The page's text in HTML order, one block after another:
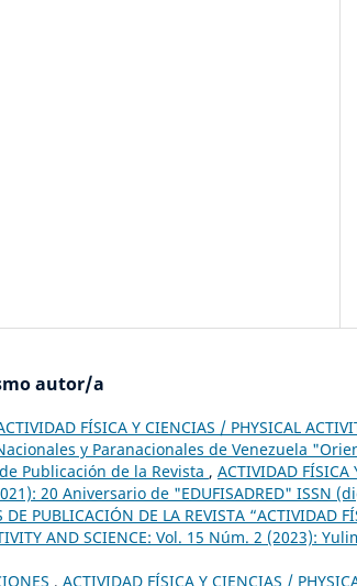
autor/a
FÍSICA Y CIENCIAS / PHYSICAL
y Paranacionales de Venezuela
Publicación de la Revista , ACTIVIDAD FÍSICA
20 Aniversario de "EDUFISADRED" ISSN
DE PUBLICACIÓN DE LA REVISTA “ACTIVIDAD
AND SCIENCE: Vol. 15 Núm. 2 (2023):
, ACTIVIDAD FÍSICA Y CIENCIAS /